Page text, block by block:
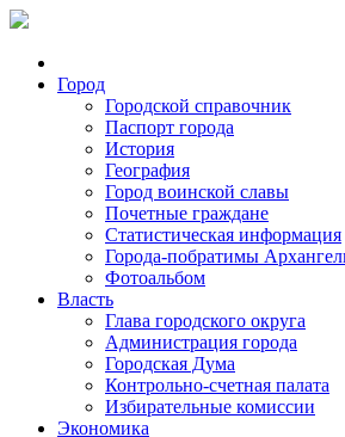
Город
Городской справочник
Паспорт города
История
География
Город воинской славы
Почетные граждане
Статистическая информация
Города-побратимы
Фотоальбом
Власть
Глава городского округа
Администрация города
Городская Дума
Контрольно-счетная палата
Избирательные комиссии
Экономика